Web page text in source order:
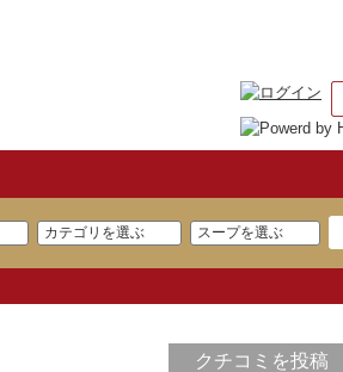
クチコミを投稿